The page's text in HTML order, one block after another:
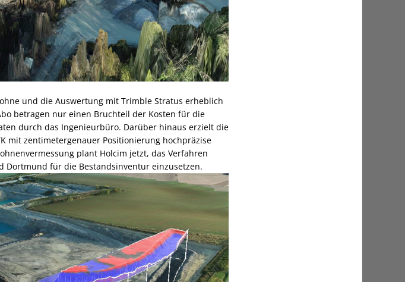
und die Auswertung mit Trimble Stratus erheblich
betragen nur einen Bruchteil der Kosten für die
durch das Ingenieurbüro. Darüber hinaus erzielt die
mit zentimetergenauer Positionierung hochpräzise
plant Holcim jetzt, das Verfahren
Dortmund für die Bestandsinventur einzusetzen.